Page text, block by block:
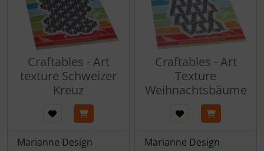
Craftables - Art
texture Schweizer
Kreuz
Marianne Design
Craftables - Art
Texture
Weihnachtsbäume
Marianne Design